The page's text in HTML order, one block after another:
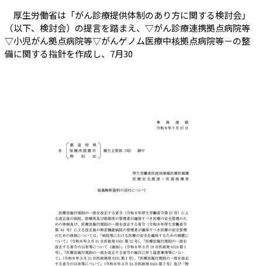
厚生労働省は「がん診療提供体制のあり方に関する検討会」
（以下、検討会）の提言を踏まえ、▽がん診療連携拠点病院等
▽小児がん拠点病院等▽がんゲノム医療中核拠点病院等－の整
備に関する指針を作成し、7月30